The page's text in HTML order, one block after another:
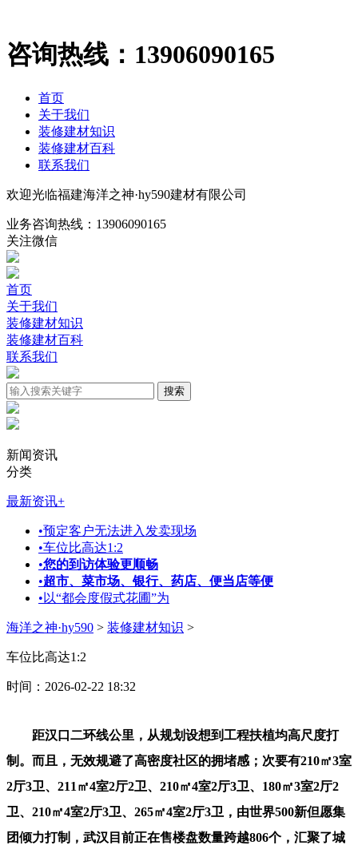
咨询热线： 13906090165
首页
关于我们
装修建材知识
装修建材百科
联系我们
欢迎光临福建海洋之神·hy590建材有限公司
业务咨询热线： 13906090165
关注微信
首页
关于我们
装修建材知识
装修建材百科
联系我们
新闻资讯
分类
最新资讯+
•预定客户无法进入发卖现场
•车位比高达1:2
•您的到访体验更顺畅
•超市、菜市场、银行、药店、便当店等便
• 以“都会度假式花圃”为
海洋之神·hy590 > 装修建材知识 >
车位比高达1:2
时间：2026-02-22 18:32
距汉口二环线公里，从规划设想到工程扶植均高尺度打
制。而且，无效规避了高密度社区的拥堵感；次要有210㎡3室
2厅3卫、211㎡4室2厅2卫、210㎡4室2厅3卫、180㎡3室2厅2
卫、210㎡4室2厅3卫、265㎡4室2厅3卫，由世界500新但愿集
团倾力打制，武汉目前正在售楼盘数量跨越806个，汇聚了城